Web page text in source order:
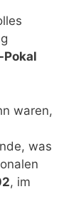
waren,
was
, im